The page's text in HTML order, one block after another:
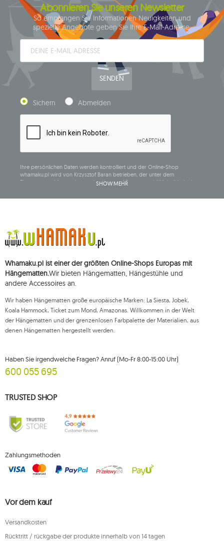
Abonnieren Sie unseren Newsletter
So empfangen Sie Informationen Neuigkeiten und
spezielle Angebote geben Sie Ihre E-Mail-Adresse:
SENDEN
Sichern Abmelden
Ihre persönlichen Daten werden kontrolliert und der Online-Shop
whamaku.pl wird von Krzysztof Baran betrieben, der unter dem
Firmennamen Mouton Interactive Krzysztof Baran geschäftlich tätig ist, in
verarbeitet und bis zu Ihrer Abmeldung gespeichert.
Sie haben das Recht, auf die Verarbeitung Ihrer personenbezogenen Daten
zuzugreifen, diese zu korrigieren, zu löschen, deren Verarbeitung zu
einer zuständigen Aufsichtsbehörde eine Beschwerde über die
Verarbeitung dieser Daten einzureichen und zu erheben Ihre Einwilligung
zur Verarbeitung Ihrer personenbezogenen Daten kann jederzeit
widerrufen werden, wobei ein solcher Widerruf die Rechtmäßigkeit der
genannten Rechte auszuüben, wenden Sie sich bitte per E-Mail oder per
Brief an die registrierte Adresse an die Kundendienstabteilung von Mouton
Interactive.
Weitere Informationen finden Sie unter:
SHOW MEHR
Whamaku.pl ist einer der größten Online-Shops Europas mit
Hängematten.Wir bieten Hängematten, Hängestühle und
andere Accessoires an.
Wir haben Hängematten große europäische Marken: La Siesta, Jobek,
Koala Hammock, Ticket zum Mond, Amazonas. Willkommen in der Welt
der Hängematten und der grenzenlosen Farbpalette der Materialien, aus
denen Hängematten hergestellt werden.
Haben Sie irgendwelche Fragen? Anruf (Mo-Fr 8:00-15:00 Uhr)
600 055 695
TRUSTED SHOP
Zahlungsmethoden
Vor dem kauf
Versandkosten
Rücktritt / rückgabe der produkte innerhalb von 14 tagen